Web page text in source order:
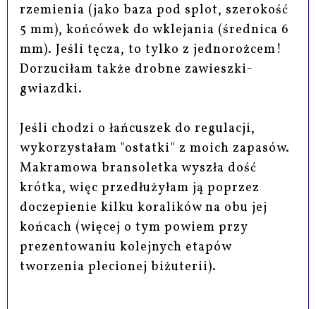
rzemienia (jako baza pod splot, szerokość
5 mm), końcówek do wklejania (średnica 6
mm). Jeśli tęcza, to tylko z jednorożcem!
Dorzuciłam także drobne zawieszki-
gwiazdki.
Jeśli chodzi o łańcuszek do regulacji,
wykorzystałam "ostatki" z moich zapasów.
Makramowa bransoletka wyszła dość
krótka, więc przedłużyłam ją poprzez
doczepienie kilku koralików na obu jej
końcach (więcej o tym powiem przy
prezentowaniu kolejnych etapów
tworzenia plecionej biżuterii).